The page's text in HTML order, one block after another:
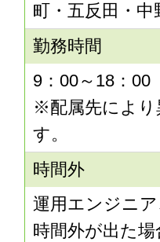
町・五反田・
勤務時間
9：00～18：00
※配属先により
す。
時間外
運用エンジニ
時間外が出た